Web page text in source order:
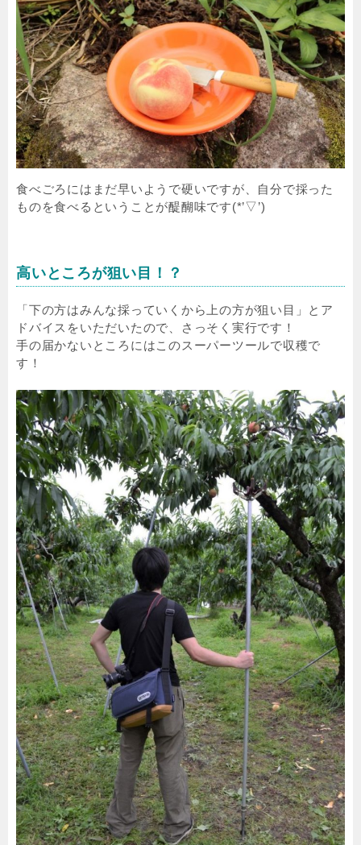
食べごろにはまだ早いようで硬いですが、自分で採った
ものを食べるということが醍醐味です(*’▽’)
高いところが狙い目！？
「下の方はみんな採っていくから上の方が狙い目」とア
ドバイスをいただいたので、さっそく実行です！
手の届かないところにはこのスーパーツールで収穫で
す！